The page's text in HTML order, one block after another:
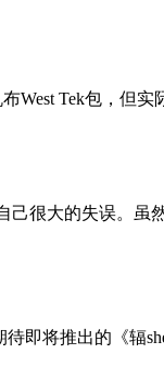
West Tek包，但
己很大的失误。虽
即将推出的《辐